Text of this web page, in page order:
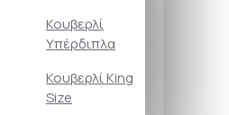
Κουβερλί
Υπέρδιπλα
Κουβερλί King
Size